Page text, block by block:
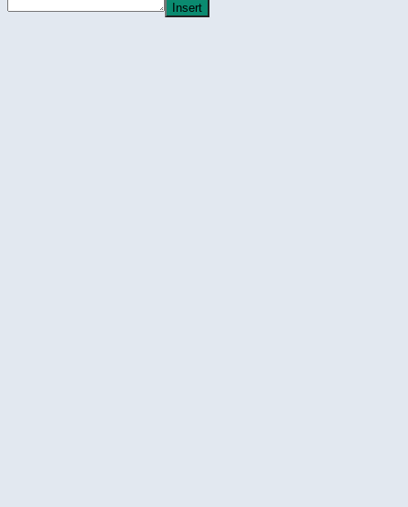
Insert